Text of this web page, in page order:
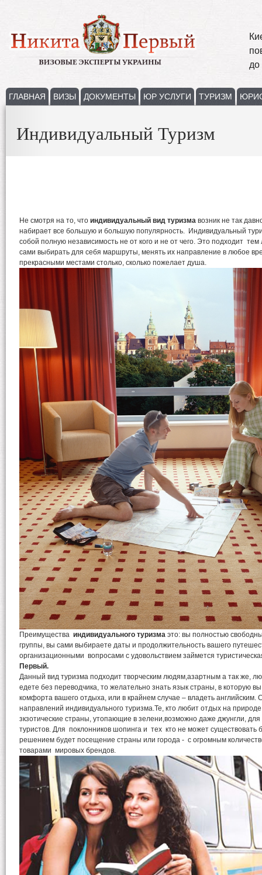
до
ГЛАВНАЯ ВИЗЫ ДОКУМЕНТЫ ЮР УСЛУГИ ТУРИЗМ
Индивидуальный Туризм
Не смотря на то, что индивидуальный вид туризма возник не так
набирает все большую и большую популярность. Индивидуальный
собой полную независимость не от кого и не от чего. Это подходит
сами выбирать для себя маршруты, менять их направление в любое
прекрасными местами столько, сколько пожелает душа.
Преимущества индивидуального туризма это: вы полностью
группы, вы сами выбираете даты и продолжительность вашего
организационными вопросами с удовольствием займется
Первый.
Данный вид туризма подходит творческим людям,азартным а так же,
едете без переводчика, то желательно знать язык страны, в которую
комфорта вашего отдыха, или в крайнем случае – владеть английским.
направлений индивидуального туризма.Те, кто любит отдых на
зкзотические страны, утопающие в зелени,возможно даже джунгли,
туристов. Для поклонников шопинга и тех кто не может существовать
решением будет посещение страны или города - с огромным
товарами мировых брендов.